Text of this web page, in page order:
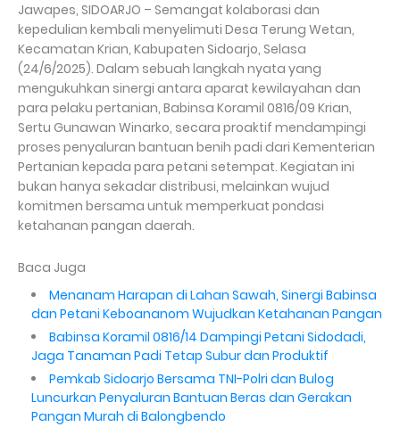
Jawapes, SIDOARJO – Semangat kolaborasi dan
kepedulian kembali menyelimuti Desa Terung Wetan,
Kecamatan Krian, Kabupaten Sidoarjo, Selasa
(24/6/2025). Dalam sebuah langkah nyata yang
mengukuhkan sinergi antara aparat kewilayahan dan
para pelaku pertanian, Babinsa Koramil 0816/09 Krian,
Sertu Gunawan Winarko, secara proaktif mendampingi
proses penyaluran bantuan benih padi dari Kementerian
Pertanian kepada para petani setempat. Kegiatan ini
bukan hanya sekadar distribusi, melainkan wujud
komitmen bersama untuk memperkuat pondasi
ketahanan pangan daerah.
Baca Juga
Menanam Harapan di Lahan Sawah, Sinergi Babinsa
dan Petani Keboananom Wujudkan Ketahanan Pangan
Babinsa Koramil 0816/14 Dampingi Petani Sidodadi,
Jaga Tanaman Padi Tetap Subur dan Produktif
Pemkab Sidoarjo Bersama TNI-Polri dan Bulog
Luncurkan Penyaluran Bantuan Beras dan Gerakan
Pangan Murah di Balongbendo